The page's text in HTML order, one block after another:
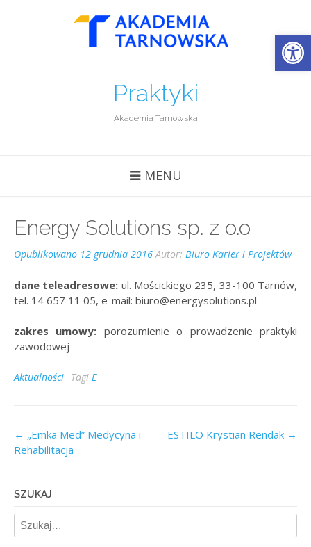
Praktyki
Akademia Tarnowska
MENU
Energy Solutions sp. z o.o
Opublikowano 12 grudnia 2016Autor: Biuro Karier i Projektów
dane teleadresowe: ul. Mościckiego 235, 33-100 Tarnów,
tel. 14 657 11 05, e-mail: biuro@energysolutions.pl
zakres umowy: porozumienie o prowadzenie praktyki
zawodowej
Aktualności Tagi E
Post
← „Emka Med” Medycyna i
Rehabilitacja
ESTILO Krystian Rendak →
SZUKAJ